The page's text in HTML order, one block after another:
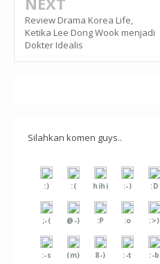
Review Drama Korea Life,
Ketika Lee Dong Wook menjadi
Dokter Idealis
Silahkan komen guys..
:) :( hihi :-) :D
;-( @-) :P :o :>)
:-s (m) 8-) :-t :-b